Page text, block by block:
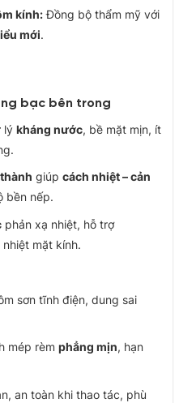
kính:Đồng bộ thẩm mỹ với
mới.
bạc bên trong
lý kháng nước, bề mặt mịn, ít
giúp cách nhiệt – cản
bền nếp.
phản xạ nhiệt, hỗ trợ
mặt kính.
sơn tĩnh điện, dung sai
mép rèm phẳng mịn, hạn
an toàn khi thao tác, phù